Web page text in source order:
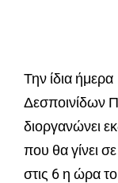
Την ίδια
διοργανώνει
που θα γίνει
στις 6 η ώρα